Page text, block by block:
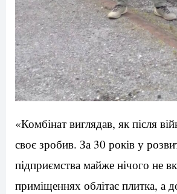
«Комбінат виглядав, як після
своє зробив. За 30 років у
підприємства майже нічого не
приміщеннях облітає плитка, а